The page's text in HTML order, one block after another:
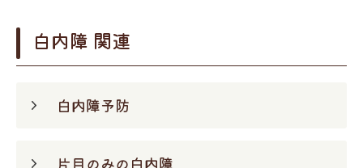
白内障 関連
白内障予防
片目のみの白内障